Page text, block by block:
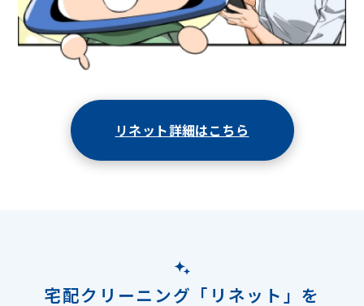
リネット詳細はこちら
宅配クリーニング「リネット」を